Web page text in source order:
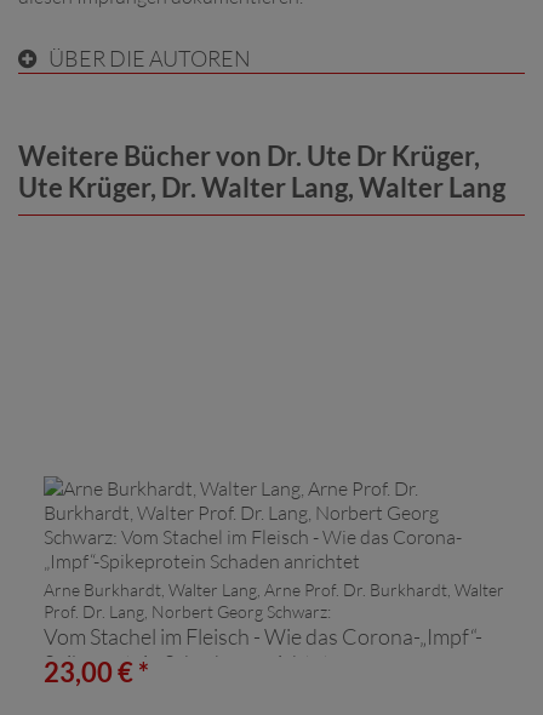
ÜBER DIE AUTOREN
Weitere Bücher von Dr. Ute Dr Krüger,
Ute Krüger, Dr. Walter Lang, Walter Lang
Arne Burkhardt, Walter Lang, Arne Prof. Dr. Burkhardt, Walter
Prof. Dr. Lang, Norbert Georg Schwarz:
Vom Stachel im Fleisch - Wie das Corona-„Impf“-
Spikeprotein Schaden anrichtet
23,00 € *